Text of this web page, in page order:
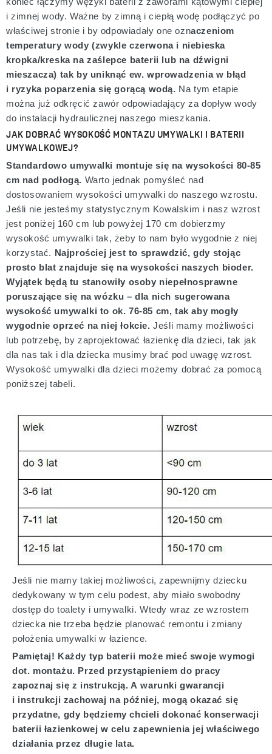
i zimnej wody. Ważne by zimną i ciepłą wodę podłączyć po
właściwej stronie i by odpowiadały one oznaczeniom
temperatury wody (zwykle czerwona i niebieska
kropka/kreska na zaślepce baterii lub na dźwigni
mieszacza) tak by uniknąć ew. wprowadzenia w błąd
i ryzyka poparzenia się gorącą wodą. Na tym etapie
można już odkręcić zawór odpowiadający za dopływ wody
do instalacji hydraulicznej naszego mieszkania.
JAK DOBRAĆ WYSOKOŚĆ MONTAZU UMYWALKI I BATERII
UMYWALKOWEJ?
Standardowo umywalki montuje się na wysokości 80-85
cm nad podłogą. Warto jednak pomyśleć nad
dostosowaniem wysokości umywalki do naszego wzrostu.
Jeśli nie jesteśmy statystycznym Kowalskim i nasz wzrost
jest poniżej 160 cm lub powyżej 170 cm dobierzmy
wysokość umywalki tak, żeby to nam było wygodnie z niej
korzystać. Najprościej jest to sprawdzić, gdy stojąc
prosto blat znajduje się na wysokości naszych bioder.
Wyjątek będą tu stanowiły osoby niepełnosprawne
poruszające się na wózku – dla nich sugerowana
wysokość umywalki to ok. 76-85 cm, tak aby mogły
wygodnie oprzeć na niej łokcie. Jeśli mamy możliwości
lub potrzebę, by zaprojektować łazienkę dla dzieci, tak jak
dla nas tak i dla dziecka musimy brać pod uwagę wzrost.
Wysokość umywalki dla dzieci możemy dobrać za pomocą
poniższej tabeli.
Jeśli nie mamy takiej możliwości, zapewnijmy dziecku
dedykowany w tym celu podest, aby miało swobodny
dostęp do toalety i umywalki. Wtedy wraz ze wzrostem
dziecka nie trzeba będzie planować remontu i zmiany
położenia umywalki w łazience.
Pamiętaj! Każdy typ baterii może mieć swoje wymogi
dot. montażu. Przed przystąpieniem do pracy
zapoznaj się z instrukcją. A warunki gwarancji
i instrukcji zachowaj na później, mogą okazać się
przydatne, gdy będziemy chcieli dokonać konserwacji
baterii łazienkowej w celu zapewnienia jej właściwego
działania przez długie lata.